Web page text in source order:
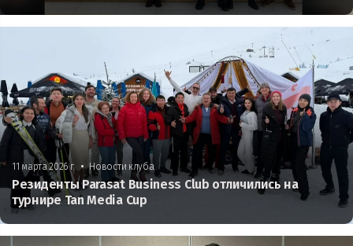
11 марта 2026 г. • Новости клуба
Резиденты Parasat Business Club отличились на
турнире Tan Media Cup